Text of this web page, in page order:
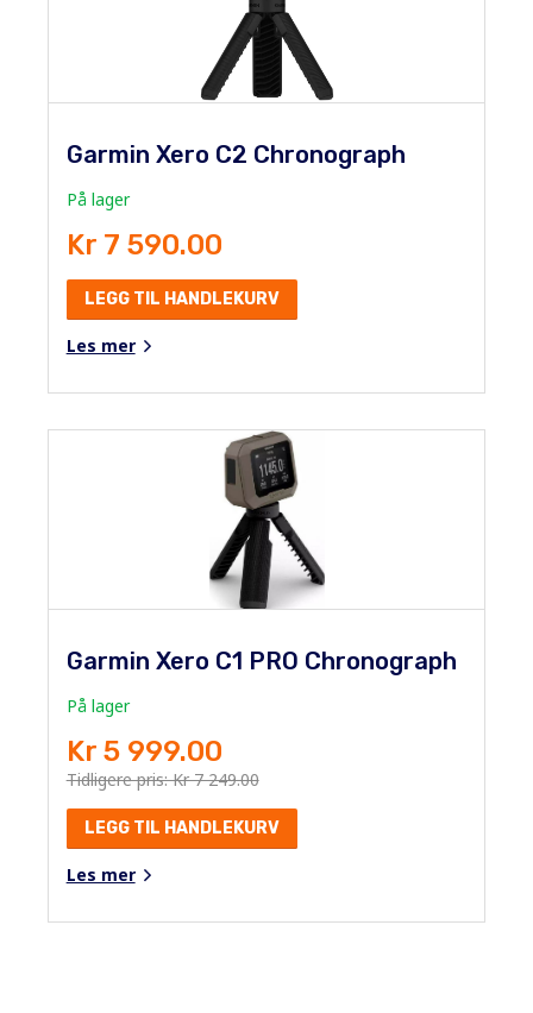
Garmin Xero C2 Chronograph
På lager
Kr 7 590.00
LEGG TIL HANDLEKURV
Les mer
Garmin Xero C1 PRO Chronograph
På lager
Kr 5 999.00
Tidligere pris: Kr 7 249.00
LEGG TIL HANDLEKURV
Les mer